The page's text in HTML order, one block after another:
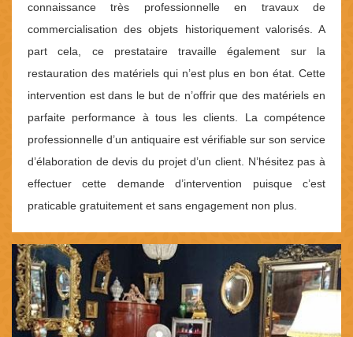
connaissance très professionnelle en travaux de
commercialisation des objets historiquement valorisés. A
part cela, ce prestataire travaille également sur la
restauration des matériels qui n’est plus en bon état. Cette
intervention est dans le but de n’offrir que des matériels en
parfaite performance à tous les clients. La compétence
professionnelle d’un antiquaire est vérifiable sur son service
d’élaboration de devis du projet d’un client. N’hésitez pas à
effectuer cette demande d’intervention puisque c’est
praticable gratuitement et sans engagement non plus.